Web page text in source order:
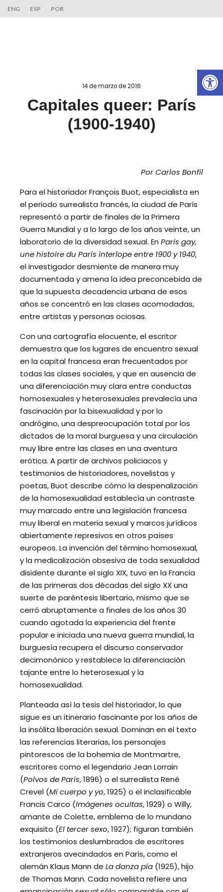
ENG ESP POR
14 de marzo de 2016
Capitales queer: París
(1900-1940)
Por Carlos Bonfil
Para el historiador François Buot, especialista en
el periodo surrealista francés, la ciudad de París
representó a partir de finales de la Primera
Guerra Mundial y a lo largo de los años veinte, un
laboratorio de la diversidad sexual. En Paris gay,
une histoire du París interlope entre 1900 y 1940,
el investigador desmiente de manera muy
documentada y amena la idea preconcebida de
que la supuesta decadencia urbana de esos
años se concentró en las clases acomodadas,
entre artistas y personas ociosas.
Con una cartografía elocuente, el escritor
demuestra que los lugares de encuentro sexual
en la capital francesa eran frecuentados por
todas las clases sociales, y que en ausencia de
una diferenciación muy clara entre conductas
homosexuales y heterosexuales prevalecía una
fascinación por la bisexualidad y por lo
andrógino, una despreocupación total por los
dictados de la moral burguesa y una circulación
muy libre entre las clases en una aventura
erótica. A partir de archivos policiacos y
testimonios de historiadores, novelistas y
poetas, Buot describe cómo la despenalización
de la homosexualidad establecía un contraste
muy marcado entre una legislación francesa
muy liberal en materia sexual y marcos jurídicos
abiertamente represivos en otros países
europeos. La invención del término homosexual,
y la medicalización obsesiva de toda sexualidad
disidente durante el siglo XIX, tuvo en la Francia
de las primeras dos décadas del siglo XX una
suerte de paréntesis libertario, mismo que se
cerró abruptamente a finales de los años 30
cuando agotada la experiencia del frente
popular e iniciada una nueva guerra mundial, la
burguesía recupera el discurso conservador
decimonónico y restablece la diferenciación
tajante entre lo heterosexual y la
homosexualidad.
Planteada así la tesis del historiador, lo que
sigue es un itinerario fascinante por los años de
la insólita liberación sexual. Dominan en el texto
las referencias literarias, los personajes
pintorescos de la bohemia de Montmartre,
escritores como el legendario Jean Lorrain
(Polvos de París, 1896) o el surrealista René
Crevel (Mi cuerpo y yo, 1925) o el inclasificable
Francis Carco (Imágenes ocultas, 1929) o Willy,
amante de Colette, emblema de lo mundano
exquisito (El tercer sexo, 1927); figuran también
los testimonios deslumbrados de escritores
extranjeros avecindados en París, como el
alemán Klaus Mann de La danza pía (1925), hijo
de Thomas Mann. Cada novelista refiere una